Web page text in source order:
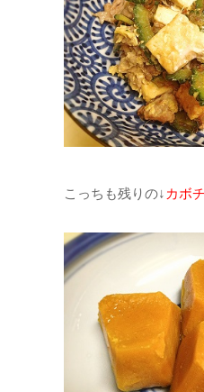
こっちも残りの↓ カボ